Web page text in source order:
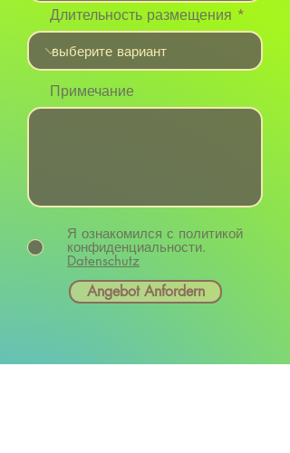
Длительность размещения
Примечание
Я ознакомился с политикой
конфиденциальности.
Datenschutz
Angebot Anfordern